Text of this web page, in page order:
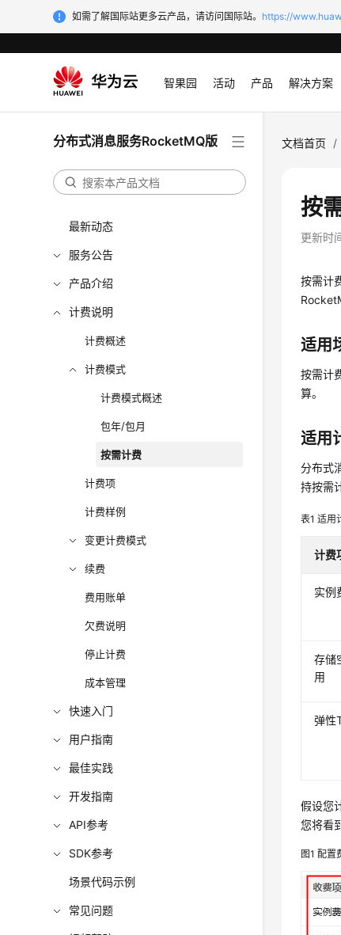
如需了解国际站更多云产品，请访问国际站。 https://
智果园 活动 产品 解决方案
分布式消息服务RocketMQ版
最新动态
服务公告
产品介绍
计费说明
计费概述
计费模式
计费模式概述
包年/包月
按需计费
计费项
计费样例
变更计费模式
续费
费用账单
欠费说明
停止计费
成本管理
快速入门
用户指南
最佳实践
开发指南
API参考
SDK参考
场景代码示例
常见问题
文档首页 /
按
更新时
按需计
适用
按需计
算。
适用
分布式
持按需
表1适用
计费
实例
存储
用
弹性
假设您
您将看
图1 配置